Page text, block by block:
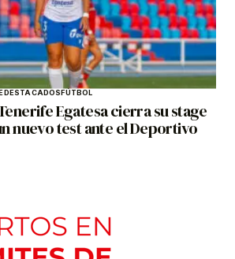
DESTACADOSFÚTBOL
Egatesa cierra su stage
nuevo test ante el Deportivo